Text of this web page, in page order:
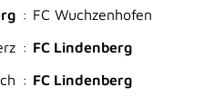
: FC Wuchzenhofen
: FC Lindenberg
: FC Lindenberg